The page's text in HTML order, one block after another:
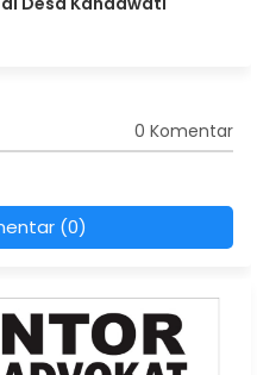
0 Komentar
(0)